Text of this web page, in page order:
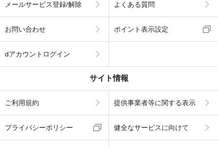
メールサービス登録/解除 よくある質問
お問い合わせ ポイント表示設定
dアカウントログイン
サイト情報
ご利用規約 提供事業者等に関する表示
プライバシーポリシー 健全なサービスに向けて